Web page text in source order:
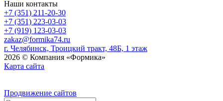
Наши контакты
+7 (351) 211-20-30
+7 (351) 223-03-03
+7 (919) 123-03-03
zakaz@formika74.ru
г. Челябинск, Троицкий тракт, 48Б, 1 этаж
2026 © Компания «Формика»
Карта сайта
Продвижение сайтов